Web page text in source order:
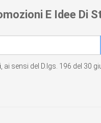
E Idee Di
, ai sensi del D.lgs. 196 del 30